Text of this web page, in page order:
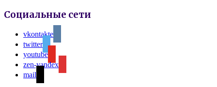
Социальные сети
vkontakte
twitter
youtube
zen-yandex
mail